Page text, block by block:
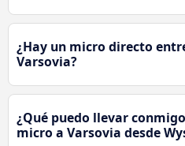
¿Hay un micro directo
Varsovia?
¿Qué puedo llevar
micro a Varsovia desde